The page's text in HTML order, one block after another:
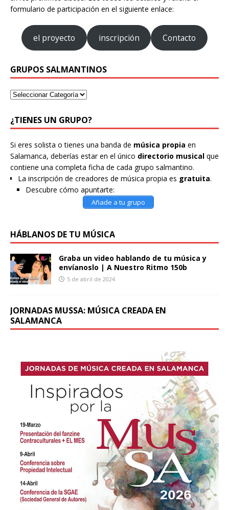
formulario de participación en el siguiente enlace:
el proyecto inscripción Contacto
GRUPOS SALMANTINOS
¿TIENES UN GRUPO?
Si eres solista o tienes una banda de música propia en
Salamanca, deberías estar en el único directorio musical que
contiene una completa ficha de cada grupo salmantino.
La inscripción de creadores de música propia es gratuita.
Descubre cómo apuntarte:
Añade a tu grupo
HÁBLANOS DE TU MÚSICA
Graba un video hablando de tu música y
envíanoslo | A Nuestro Ritmo 150b
5 de abril de 2024
JORNADAS MUSSA: MÚSICA CREADA EN
SALAMANCA